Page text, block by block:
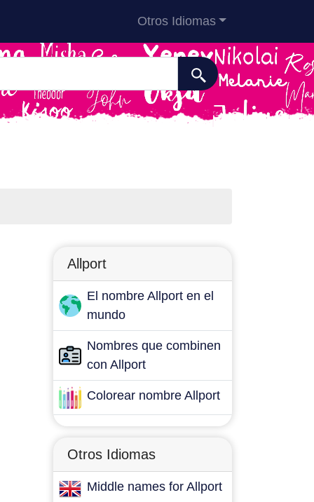
Otros Idiomas
Allport
El nombre Allport en el
mundo
Nombres que combinen
con Allport
Colorear nombre Allport
Otros Idiomas
Middle names for Allport